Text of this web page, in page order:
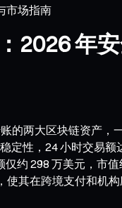
市场指南
2026 年
的两大区块链资产
定性，24 小时交易
约 298 万美元，市
其在跨境支付和机